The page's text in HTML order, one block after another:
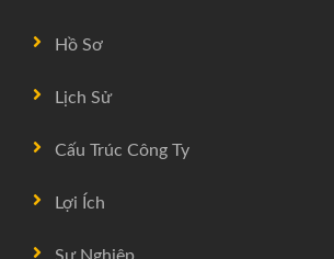
Hồ Sơ
Lịch Sử
Cấu Trúc Công Ty
Lợi Ích